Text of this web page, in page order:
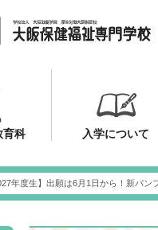
育科 入学について
年度生】出願は6月1日から！新パ